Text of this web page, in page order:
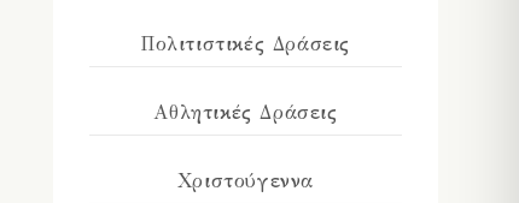
Πολιτιστικές Δράσεις
Αθλητικές Δράσεις
Χριστούγεννα